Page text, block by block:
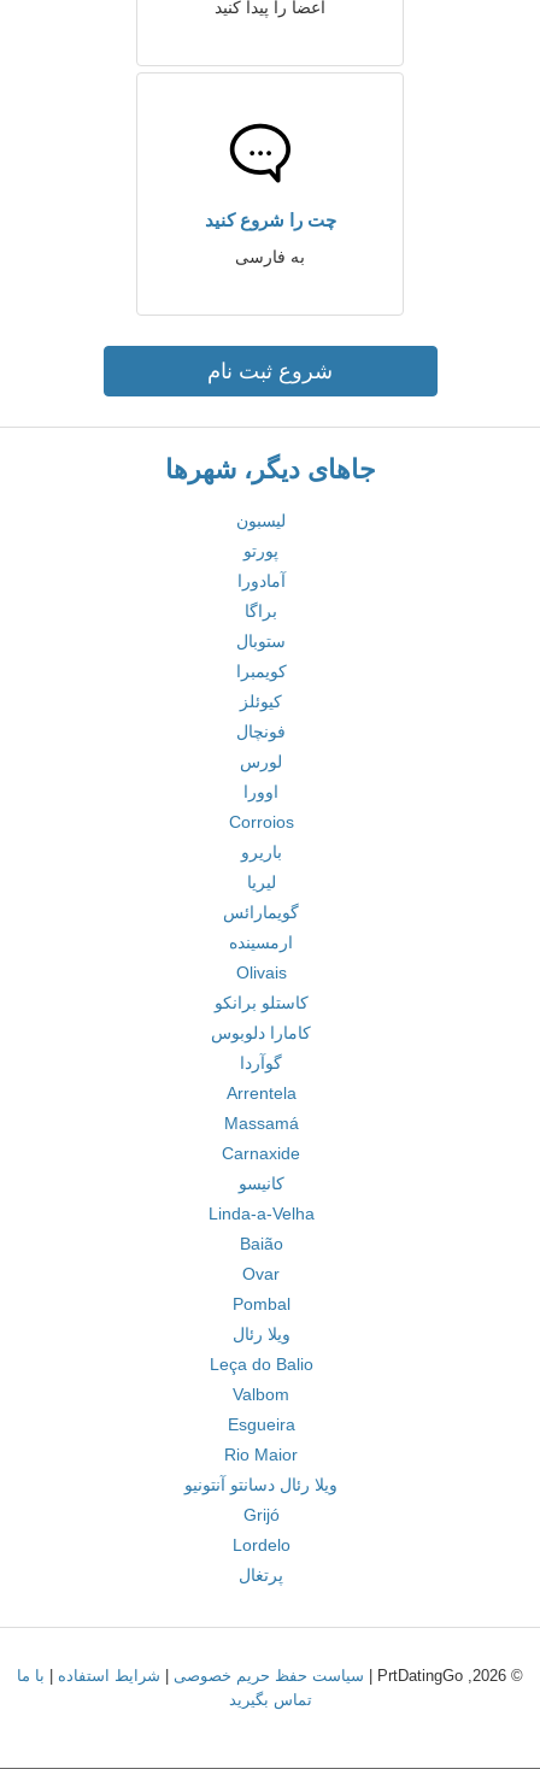
اعضا را پیدا کنید
چت را شروع کنید
به فارسی
شروع ثبت نام
جاهای دیگر، شهرها
لیسبون
پورتو
آمادورا
براگا
ستوبال
کویمبرا
کیوئلز
فونچال
لورس
اوورا
Corroios
باریرو
لیریا
گویمارائس
ارمسینده
Olivais
کاستلو برانکو
کامارا دلوبوس
گوآردا
Arrentela
Massamá
Carnaxide
کانیسو
Linda-a-Velha
Baião
Ovar
Pombal
ویلا رئال
Leça do Balio
Valbom
Esgueira
Rio Maior
ویلا رئال دسانتو آنتونیو
Grijó
Lordelo
پرتغال
© 2026, PrtDatingGo | سیاست حفظ حریم خصوصی شرایط استفاده
با ما
تماس بگیرید